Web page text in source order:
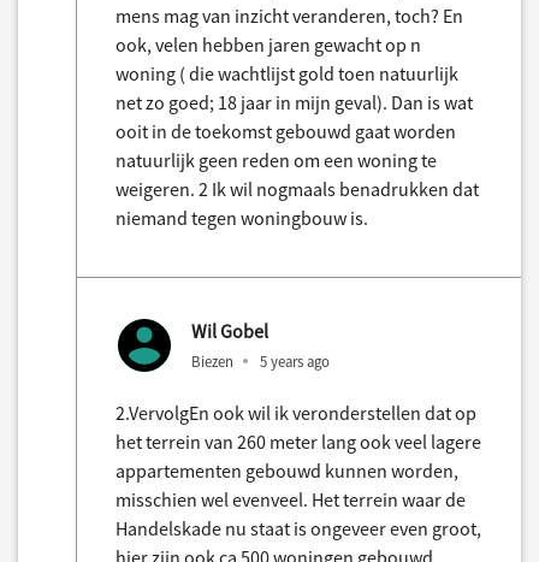
mens mag van inzicht veranderen, toch? En
ook, velen hebben jaren gewacht op n
woning ( die wachtlijst gold toen natuurlijk
net zo goed; 18 jaar in mijn geval). Dan is wat
ooit in de toekomst gebouwd gaat worden
natuurlijk geen reden om een woning te
weigeren. 2 Ik wil nogmaals benadrukken dat
niemand tegen woningbouw is.
Wil Gobel
Biezen 5 years ago
2.VervolgEn ook wil ik veronderstellen dat op
het terrein van 260 meter lang ook veel lagere
appartementen gebouwd kunnen worden,
misschien wel evenveel. Het terrein waar de
Handelskade nu staat is ongeveer even groot,
hier zijn ook ca 500 woningen gebouwd.